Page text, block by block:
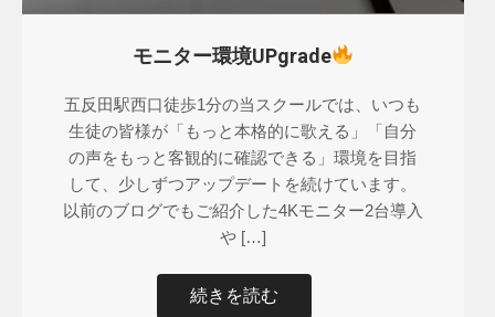
モニター環境UPgrade
五反田駅西口徒歩1分の当スクールでは、いつも
生徒の皆様が「もっと本格的に歌える」「自分
の声をもっと客観的に確認できる」環境を目指
して、少しずつアップデートを続けています。
以前のブログでもご紹介した4Kモニター2台導入
や […]
続きを読む